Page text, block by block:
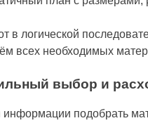
в логической
всех необходимых
выбор и
информации подобрать